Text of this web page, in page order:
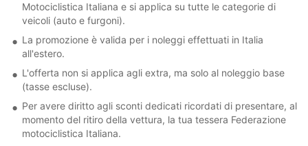
Motociclistica Italiana e si applica su tutte le categorie di
veicoli (auto e furgoni).
La promozione è valida per i noleggi effettuati in Italia
all'estero.
L'offerta non si applica agli extra, ma solo al noleggio base
(tasse escluse).
Per avere diritto agli sconti dedicati ricordati di presentare, al
momento del ritiro della vettura, la tua tessera Federazione
motociclistica Italiana.